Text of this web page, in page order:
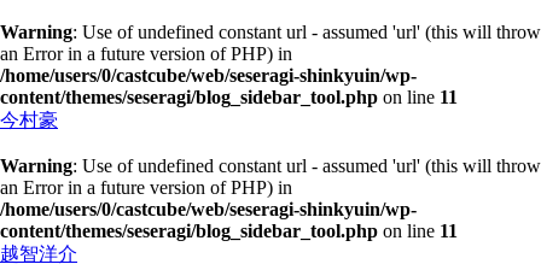
Warning: Use of undefined constant url - assumed 'url' (this will throw
an Error in a future version of PHP) in
/home/users/0/castcube/web/seseragi-shinkyuin/wp-
content/themes/seseragi/blog_sidebar_tool.php on line 11
今村豪
Warning: Use of undefined constant url - assumed 'url' (this will throw
an Error in a future version of PHP) in
/home/users/0/castcube/web/seseragi-shinkyuin/wp-
content/themes/seseragi/blog_sidebar_tool.php on line 11
越智洋介